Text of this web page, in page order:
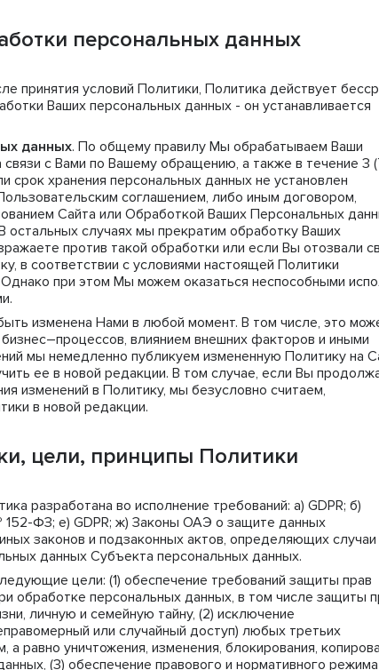
персональных данных
принятия условий Политики, Политика действует
Ваших персональных данных - он устанавливается
данных. По общему правилу Мы обрабатываем Ваши
с Вами по Вашему обращению, а также в течение 3
срок хранения персональных данных не установлен
соглашением, либо иным договором,
Сайта или Обработкой Ваших Персональных
остальных случаях мы прекратим обработку Ваших
против такой обработки или если Вы отозвали
в соответствии с условиями настоящей Политики
при этом Мы можем оказаться неспособными
изменена Нами в любой момент. В том числе, это
влиянием внешних факторов и иными
мы немедленно публикуем измененную Политику на
ее в новой редакции. В том случае, если Вы
изменений в Политику, мы безусловно считаем,
в новой редакции.
цели, принципы Политики
разработана во исполнение требований: a) GDPR; б)
152-ФЗ; е) GDPR; ж) Законы ОАЭ о защите данных
законов и подзаконных актов, определяющих случаи
данных Субъекта персональных данных.
цели: (1) обеспечение требований защиты прав
обработке персональных данных, в том числе защиты
личную и семейную тайну, (2) исключение
или случайный доступ) любых третьих
равно уничтожения, изменения, блокирования,
(3) обеспечение правового и нормативного режима